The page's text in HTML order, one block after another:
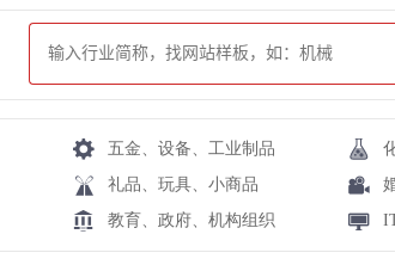
五金、设备、工业制品
礼品、玩具、小商品
教育、政府、机构组织